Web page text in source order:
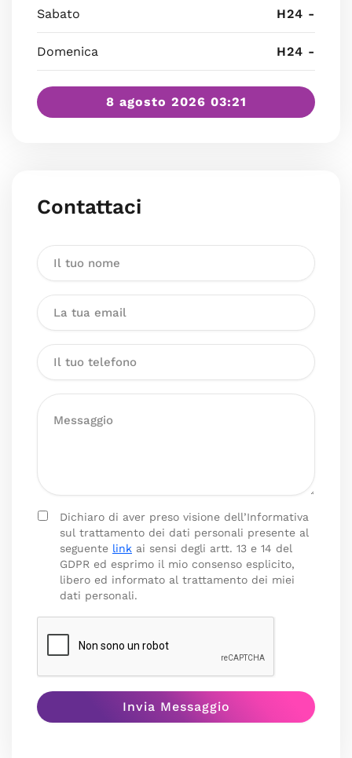
Sabato H24 -
Domenica H24 -
8 agosto 2026 03:21
Contattaci
Dichiaro di aver preso visione dell’Informativa
sul trattamento dei dati personali presente al
seguente link ai sensi degli artt. 13 e 14 del
GDPR ed esprimo il mio consenso esplicito,
libero ed informato al trattamento dei miei
dati personali.